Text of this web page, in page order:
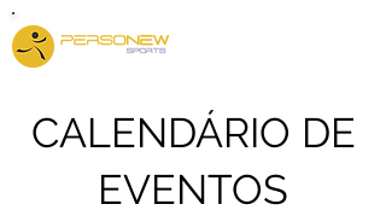
CALENDÁRIO DE
EVENTOS